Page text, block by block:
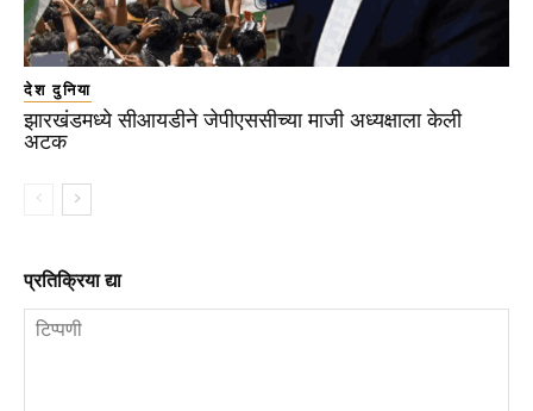
देश दुनिया
झारखंडमध्ये सीआयडीने जेपीएससीच्या माजी अध्यक्षाला केली
अटक
प्रतिक्रिया द्या